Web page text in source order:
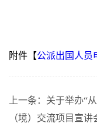
附件【公派出国人员
上一条： 关于举办“
（境）交流项目宣讲